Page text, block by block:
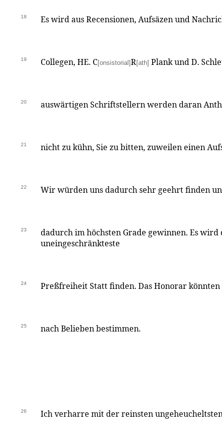
18 Es wird aus Recensionen, Aufsäzen und
19 Collegen, HE. C[onsistorial]R[ath] Plank und D.
20 auswärtigen Schriftstellern werden daran
21 nicht zu kühn, Sie zu bitten, zuweilen einen
22 Wir würden uns dadurch sehr geehrt finden
23
dadurch im höchsten Grade gewinnen. Es wird
uneingeschränkteste
24 Preßfreiheit Statt finden. Das Honorar könnten
25 nach Belieben bestimmen.
26 Ich verharre mit der reinsten